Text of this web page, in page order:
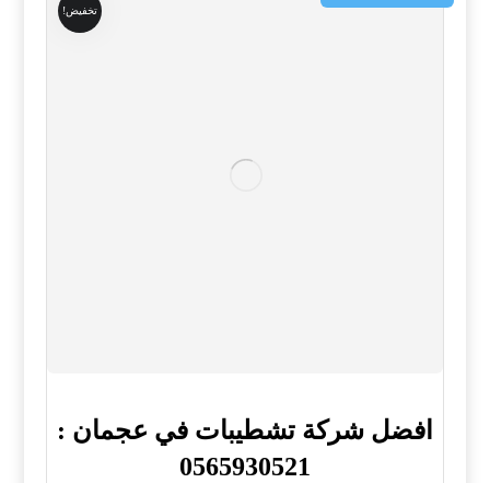
تخفيض!
افضل شركة تشطيبات في عجمان :
0565930521